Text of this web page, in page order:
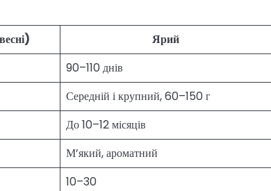
Ярий
90–110 днів
Середній і крупний, 60–150 г
До 10–12 місяців
М’який, ароматний
10–30